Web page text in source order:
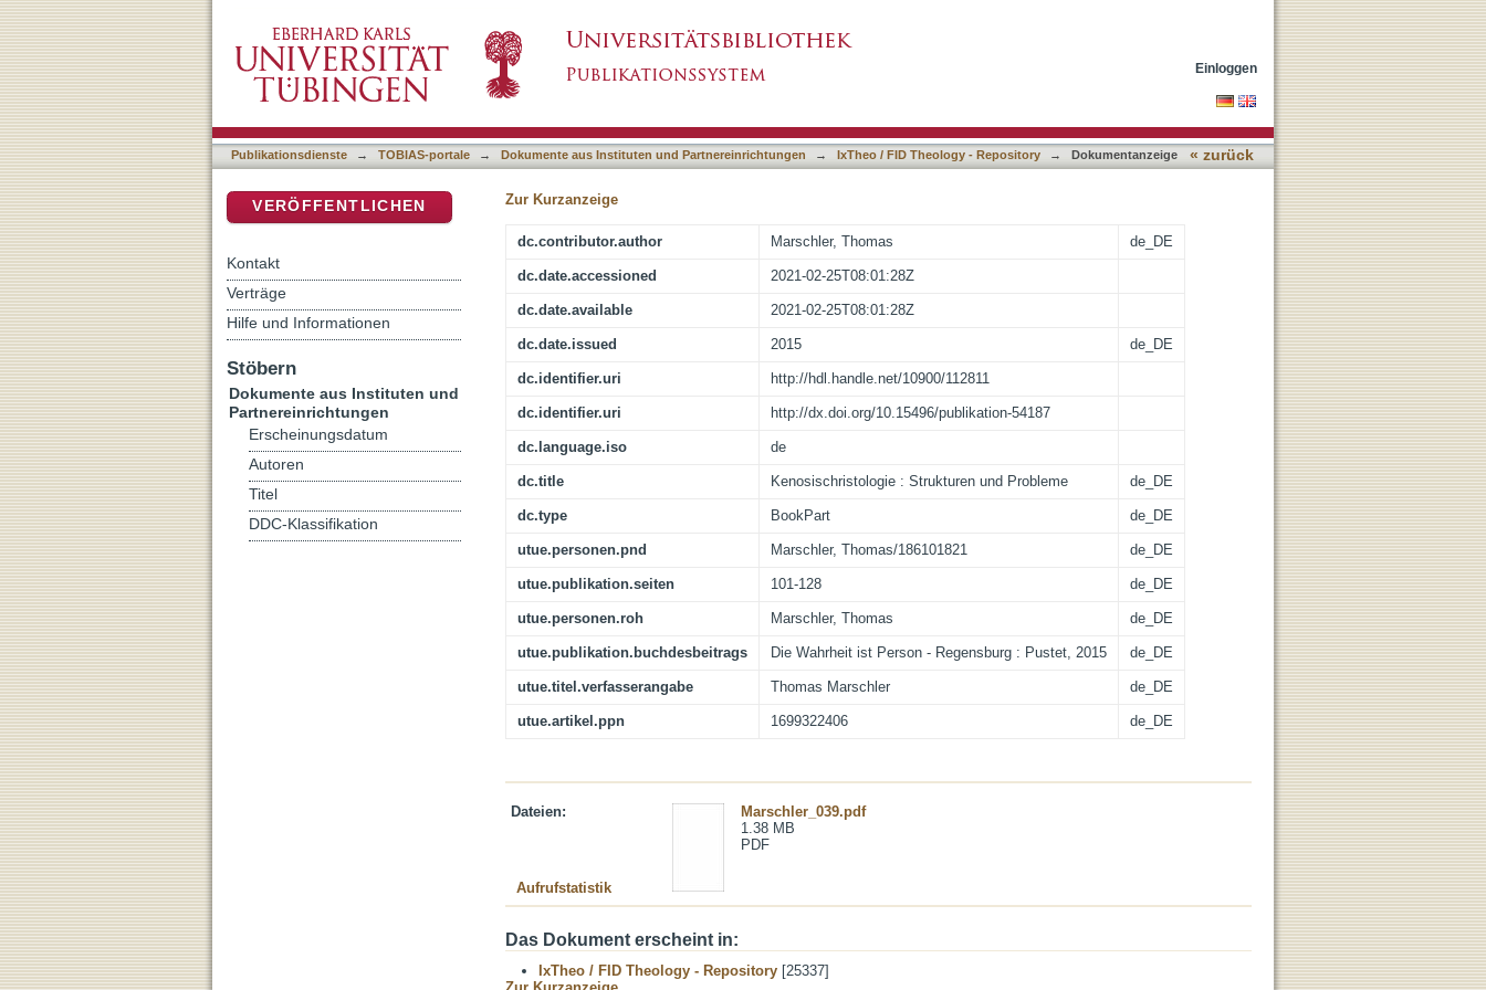
Einloggen
Publikationsdienste → TOBIAS-portale → Dokumente aus Instituten und Partnereinrichtungen → IxTheo / FID Theology - Repository → Dokumentanzeige « zurück
Zur Kurzanzeige
dc.contributor.author Marschler, Thomas de_DE
dc.date.accessioned 2021-02-25T08:01:28Z
dc.date.available 2021-02-25T08:01:28Z
dc.date.issued 2015 de_DE
dc.identifier.uri http://hdl.handle.net/10900/112811
dc.identifier.uri http://dx.doi.org/10.15496/publikation-54187
dc.language.iso de
dc.title Kenosischristologie : Strukturen und Probleme de_DE
dc.type BookPart de_DE
utue.personen.pnd Marschler, Thomas/186101821 de_DE
utue.publikation.seiten 101-128 de_DE
utue.personen.roh Marschler, Thomas de_DE
utue.publikation.buchdesbeitrags Die Wahrheit ist Person - Regensburg : Pustet, 2015 de_DE
utue.titel.verfasserangabe Thomas Marschler de_DE
utue.artikel.ppn 1699322406 de_DE
Dateien:
Marschler_039.pdf
1.38 MB
PDF
Aufrufstatistik
Das Dokument erscheint in:
IxTheo / FID Theology - Repository [25337]
VERÖFFENTLICHEN
Kontakt
Verträge
Hilfe und Informationen
Stöbern
Dokumente aus Instituten und
Partnereinrichtungen
Erscheinungsdatum
Autoren
Titel
DDC-Klassifikation